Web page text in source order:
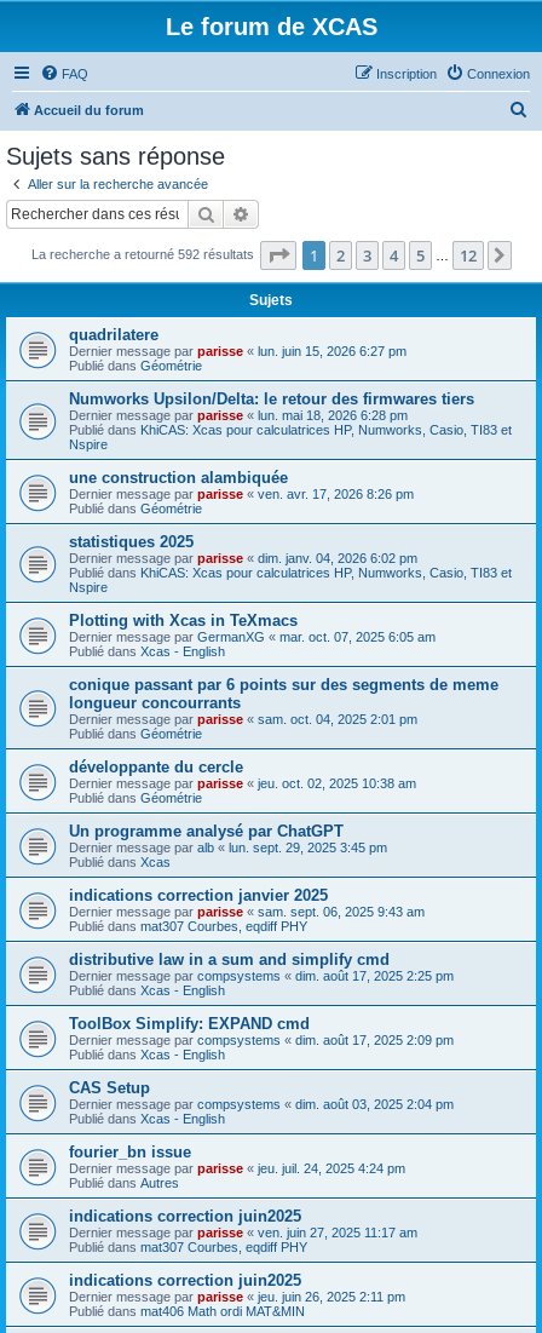
Le forum de XCAS
FAQ Connexion
Inscription
Accueil du forum
c
Sujets sans réponse
Aller sur la recherche avancée
Rechercher
La recherche a retourné 592 résultats Page 1sur12
1 2 3 4 5 12
Sujets
quadrilatere
Dernier message par parisse « lun. juin 15, 2026 6:27 pm
Publié dans Géométrie
Numworks Upsilon/Delta: le retour des firmwares tiers
Dernier message par parisse « lun. mai 18, 2026 6:28 pm
Publié dans KhiCAS: Xcas pour calculatrices HP, Numworks, Casio, TI83 et
Nspire
une construction alambiquée
Dernier message par parisse « ven. avr. 17, 2026 8:26 pm
Publié dans Géométrie
statistiques 2025
Dernier message par parisse « dim. janv. 04, 2026 6:02 pm
Publié dans KhiCAS: Xcas pour calculatrices HP, Numworks, Casio, TI83 et
Nspire
Plotting with Xcas in TeXmacs
Dernier message par GermanXG « mar. oct. 07, 2025 6:05 am
Publié dans Xcas - English
conique passant par 6 points sur des segments de meme
longueur concourrants
Dernier message par parisse « sam. oct. 04, 2025 2:01 pm
Publié dans Géométrie
développante du cercle
Dernier message par parisse « jeu. oct. 02, 2025 10:38 am
Publié dans Géométrie
Un programme analysé par ChatGPT
Dernier message par alb « lun. sept. 29, 2025 3:45 pm
Publié dans Xcas
indications correction janvier 2025
Dernier message par parisse « sam. sept. 06, 2025 9:43 am
Publié dans mat307 Courbes, eqdiff PHY
distributive law in a sum and simplify cmd
Dernier message par compsystems « dim. août 17, 2025 2:25 pm
Publié dans Xcas - English
ToolBox Simplify: EXPAND cmd
Dernier message par compsystems « dim. août 17, 2025 2:09 pm
Publié dans Xcas - English
CAS Setup
Dernier message par compsystems « dim. août 03, 2025 2:04 pm
Publié dans Xcas - English
fourier_bn issue
Dernier message par parisse « jeu. juil. 24, 2025 4:24 pm
Publié dans Autres
indications correction juin2025
Dernier message par parisse « ven. juin 27, 2025 11:17 am
Publié dans mat307 Courbes, eqdiff PHY
indications correction juin2025
Dernier message par parisse « jeu. juin 26, 2025 2:11 pm
Publié dans mat406 Math ordi MAT&MIN